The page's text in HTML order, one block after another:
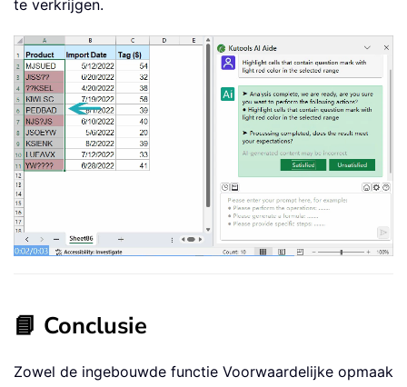
te verkrijgen.
📘 Conclusie
Zowel de ingebouwde functie Voorwaardelijke opmaak